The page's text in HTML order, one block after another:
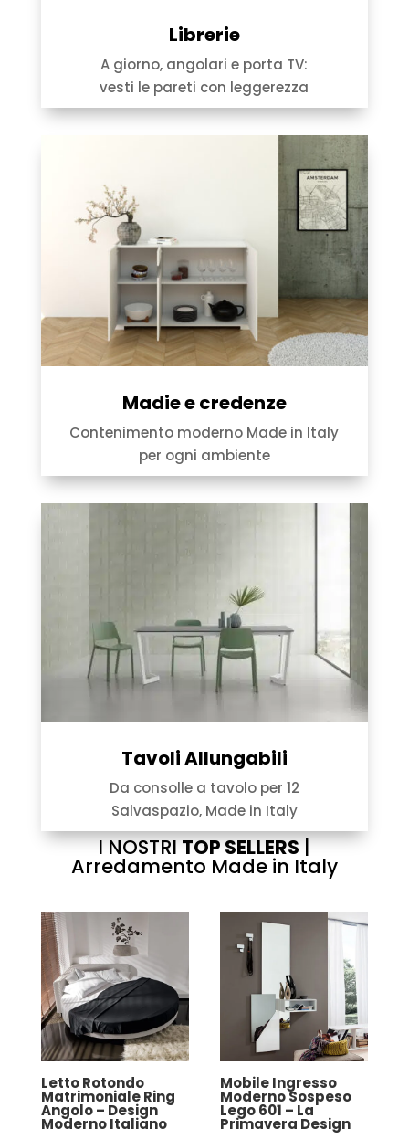
Librerie
A giorno, angolari e porta TV:
vesti le pareti con leggerezza
Madie e credenze
Contenimento moderno Made in Italy
per ogni ambiente
Tavoli Allungabili
Da consolle a tavolo per 12
Salvaspazio, Made in Italy
I NOSTRITOP SELLERS|
Arredamento Made in Italy
Letto Rotondo
Matrimoniale Ring
Angolo – Design
Moderno Italiano
Mobile Ingresso
Moderno Sospeso
Lego 601 – La
Primavera Design